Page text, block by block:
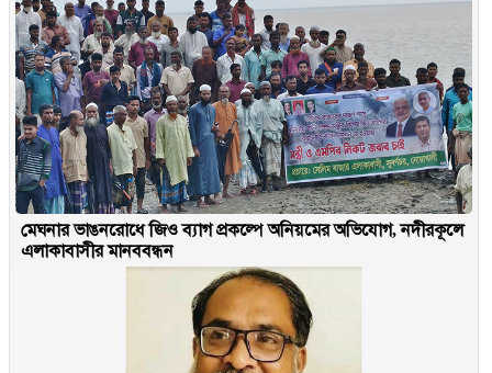
মেঘনার ভাঙনরোধে জিও ব্যাগ প্রকল্পে অনিয়মের অভিযোগ, নদীরকূলে
এলাকাবাসীর মানববন্ধন